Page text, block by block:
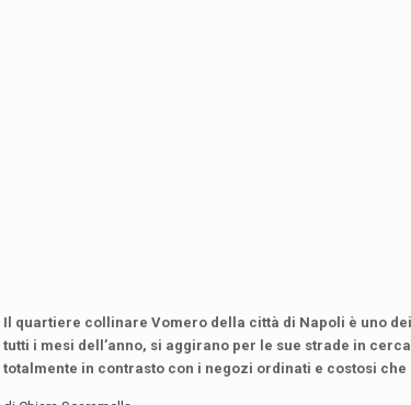
Il quartiere collinare Vomero della città di Napoli è uno
tutti i mesi dell’anno, si aggirano per le sue strade in
totalmente in contrasto con i negozi ordinati e costosi